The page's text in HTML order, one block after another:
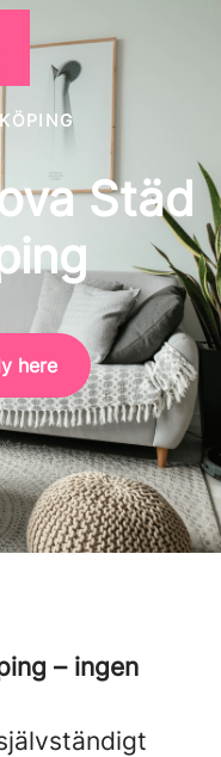
Städ
here
– ingen